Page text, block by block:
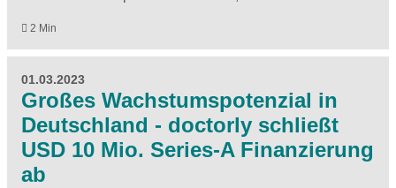
2 Min
01.03.2023
Großes Wachstumspotenzial in
Deutschland - doctorly schließt
USD 10 Mio. Series-A Finanzierung
ab